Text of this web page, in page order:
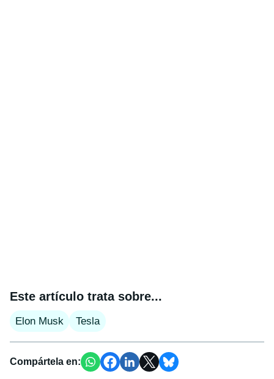
Este artículo trata sobre...
Elon Musk Tesla
Compártela en: